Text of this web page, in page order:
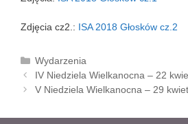
Zdjęcia cz2.: ISA 2018 Głosków cz.2
K
a
t
g
Wydarzenia
Z
o
a
IV Niedziela Wielkanocna – 22
V Niedziela Wielkanocna – 29